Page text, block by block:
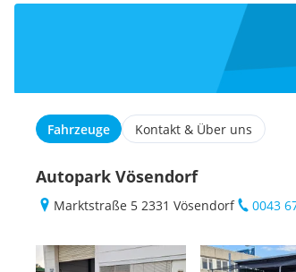
Fahrzeuge Kontakt & Über uns
Autopark Vösendorf
Marktstraße 5 2331 Vösendorf 0043